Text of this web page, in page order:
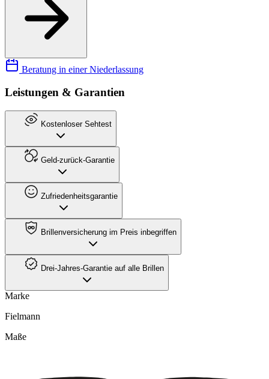
Beratung in einer Niederlassung
Leistungen & Garantien
Kostenloser Sehtest
Geld-zurück-Garantie
Zufriedenheitsgarantie
Brillenversicherung im Preis inbegriffen
Drei-Jahres-Garantie auf alle Brillen
Marke
Fielmann
Maße